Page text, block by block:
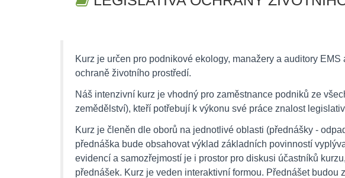
Kurz je určen pro podnikové ekology, manažery a auditory
ochraně životního prostředí.
Náš intenzivní kurz je vhodný pro zaměstnance podniků ze
zemědělství), kteří potřebují k výkonu své práce znalost
Kurz je členěn dle oborů na jednotlivé oblasti (přednášky -
přednáška bude obsahovat výklad základních povinností
evidencí a samozřejmostí je i prostor pro diskusi účastníků
přednášek. Kurz je veden interaktivní formou. Přednášet